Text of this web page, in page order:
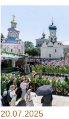
20.07.2025